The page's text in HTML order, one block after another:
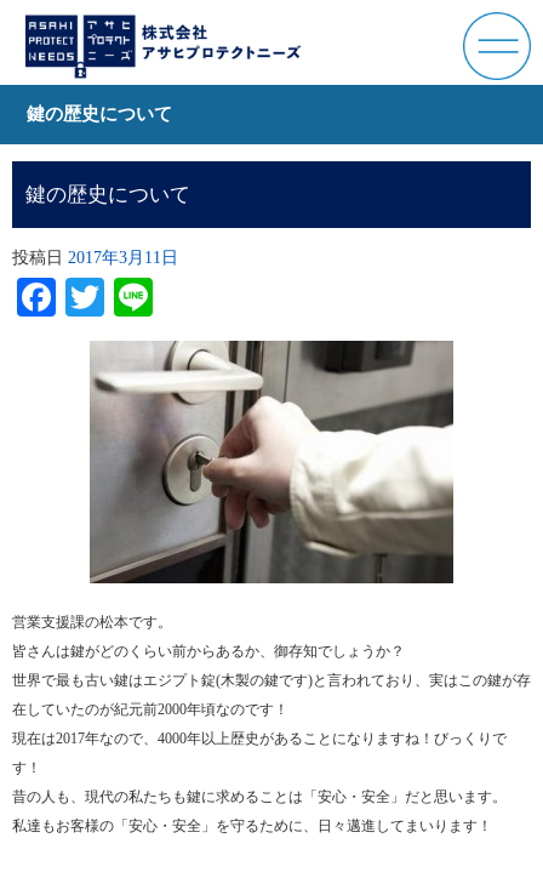
鍵の歴史について
鍵の歴史について
投稿日 2017年3月11日
Facebook
Twitter
営業支援課の松本です。
皆さんは鍵がどのくらい前からあるか、御存知でしょうか？
世界で最も古い鍵はエジプト錠(木製の鍵です)と言われており、実はこの鍵が存
在していたのが紀元前2000年頃なのです！
現在は2017年なので、4000年以上歴史があることになりますね！びっくりで
す！
昔の人も、現代の私たちも鍵に求めることは「安心・安全」だと思います。
私達もお客様の「安心・安全」を守るために、日々邁進してまいります！